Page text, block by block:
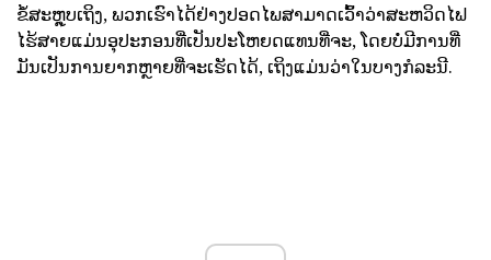
ຂໍ້ສະຫຼຸບເຖິງ, ພວກເຮົາໄດ້ຢ່າງປອດໄພສາມາດເວົ້າວ່າສະຫວິດໄຟ
ໄຮ້ສາຍແມ່ນອຸປະກອນທີ່ເປັນປະໂຫຍດແທນທີ່ຈະ, ໂດຍບໍ່ມີການທີ່
ມັນເປັນການຍາກຫຼາຍທີ່ຈະເຮັດໄດ້, ເຖິງແມ່ນວ່າໃນບາງກໍລະນີ.